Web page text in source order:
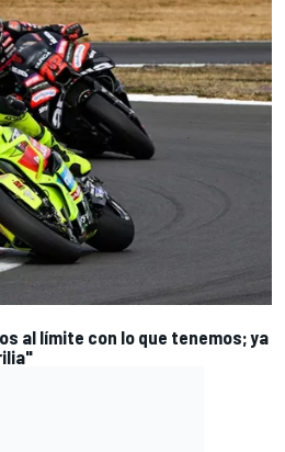
al límite con lo que tenemos; ya